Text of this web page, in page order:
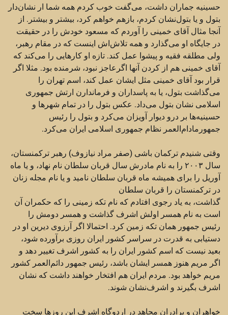
حسینیه جماران داشت، می‌گفت خوب کردم ‏همه شما ار نشان‌دار
بتول و یا بتول‌نشان کردم، بازهم خواهم کرد، بیشتر و بیشتر. از
آنجا مثال آقای خمینی را ‏آوردم که مسعود خودش را در حقیقت
در جایگاه او می‌گذارد و همه تلاش‌اش اینست که در مقام رهبر،
ولی مطلقه ‏فقیه و پیشوا عمل کند. تازه او کارهایی را می‌کند که
آقای خمینی هم از کردن آنها اگرعاجز نبود، شرمنده بود. مثلا ‏اگر
قرار بود آقای خمینی مثل ایشان عمل کند، اسم تهران را
می‌گذاشت بتول، یا به پاسداران و فرماندارن ارتش ‏جمهوری
اسلامی نشان بتول می‌داد. عکس بتول را در تمام شهرها و
حسینیه‌ها بر درو دیوار آویزان می‌کرد و ‏بتول را رئیس
جمهورمادام‌العمر نظام جمهوری اسلامی ایران می‌کرد.‏
وقتی شنیدم ترکمان باشی (صفر مراد نیازوف) رهبر ترکمنستان،
سال ۲۰۰۳ را به نام مادرش سال قربان سلطان ‏نام نهاد، و یا ماه
آوریل را برای همیشه ماه قربان سلطان نامید و یا نام مجله زنان
در ترکمنستان را قربان سلطان ‏
گذاشت، به یاد رجوی افتادم که نام تکه زمینی را که حکمران آن
است به نام همسر اولش اشرف گذاشت و همسر ‏دومش را
رئیس جمهور همان تکه زمین کرد. احتمالا اگر آرزوی دیرین او در
دستیابی به قدرت در سراسر کشور ‏ایران روزی برآورده شود،
بعید نیست که اسم کشور ایران را به کشور اشرف تغییر دهد و
اگر مریم هنوز همسر ‏ایشان باشد،‌ رئیس جمهور دائم‌العمر کشور
مریم خواهد بود. مردم ایران هم افتخار خواهند داشت که نشان
اشرف ‏بگیرند و اشرف‌نشان شوند.‏
خواهران و برادران مجاهد در اردوگاه اشرف این روزها سخت